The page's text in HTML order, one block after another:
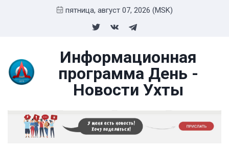
пятница, август 07, 2026 (MSK)
Информационная
программа День -
Новости Ухты